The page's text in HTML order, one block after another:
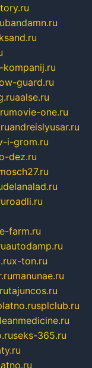
bandamn.ru
guard.ru
aalse.ru
movie-one.ru
andreislyusar.ru
i-grom.ru
dez.ru
delanalad.ru
roadli.ru
farm.ru
autodamp.ru
x-ton.ru
manunae.ru
tajuncos.ru
splclub.ru
seks-365.ru